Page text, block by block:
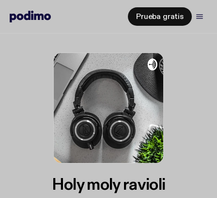
Prueba gratis
Holy moly ravioli